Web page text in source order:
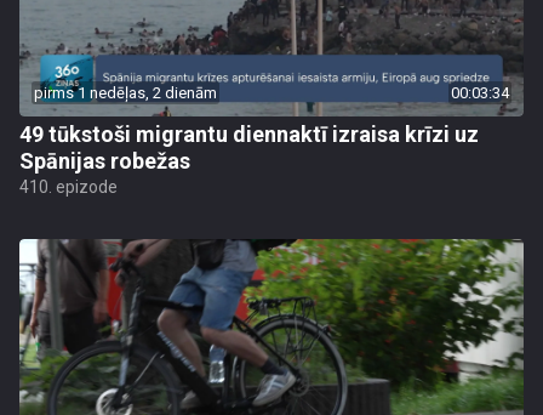
pirms 1 nedēļas, 2 dienām 00:03:34
49 tūkstoši migrantu diennaktī izraisa krīzi uz
Spānijas robežas
410. epizode